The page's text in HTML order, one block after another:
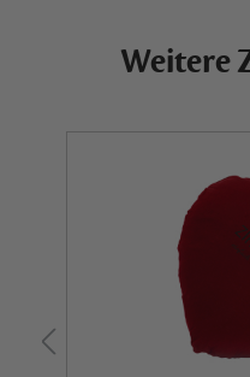
Weitere